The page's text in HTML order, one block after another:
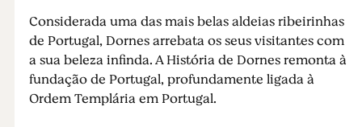
Considerada uma das mais belas aldeias ribeirinhas
de Portugal, Dornes arrebata os seus visitantes com
a sua beleza infinda. A História de Dornes remonta à
fundação de Portugal, profundamente ligada à
Ordem Templária em Portugal.